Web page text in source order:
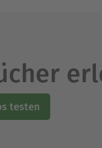
testen